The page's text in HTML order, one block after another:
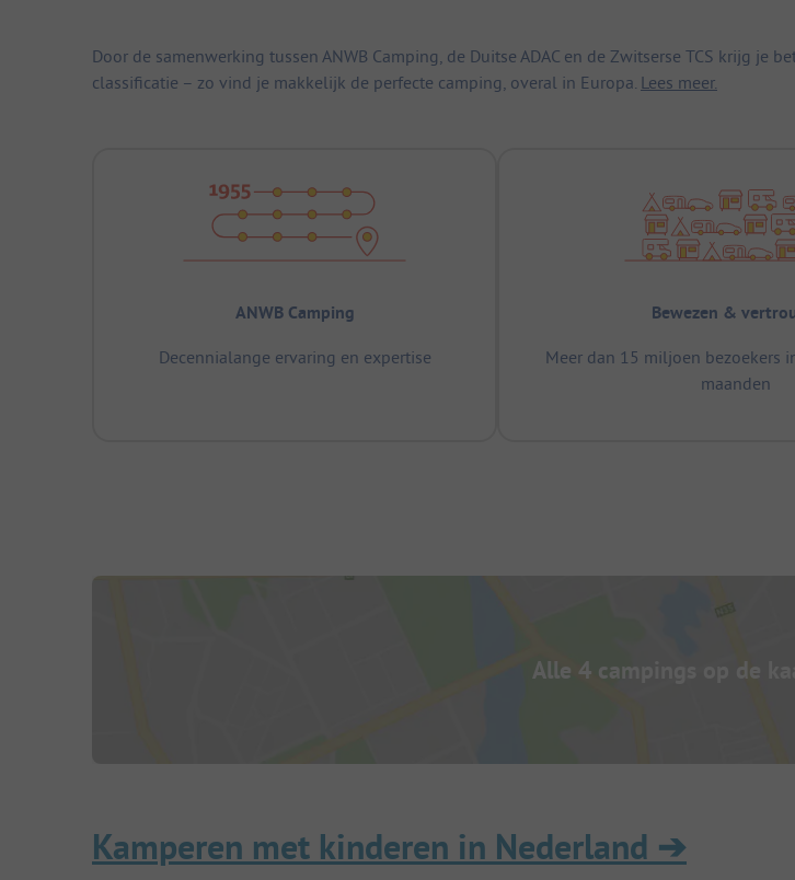
Door de samenwerking tussen ANWB Camping, de Duitse ADAC en de Zwitserse TCS krijg
classificatie – zo vind je makkelijk de perfecte camping, overal in Europa. Lees meer.
ANWB Camping
Decennialange ervaring en expertise
Bewezen &
Meer dan 15 miljoen bezoekers
maanden
Alle 4 campings op de
Kamperen met kinderen in Nederland ➔